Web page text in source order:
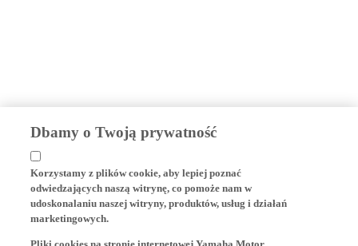
Dbamy o Twoją prywatność
Korzystamy z plików cookie, aby lepiej poznać
odwiedzających naszą witrynę, co pomoże nam w
udoskonalaniu naszej witryny, produktów, usług i działań
marketingowych.